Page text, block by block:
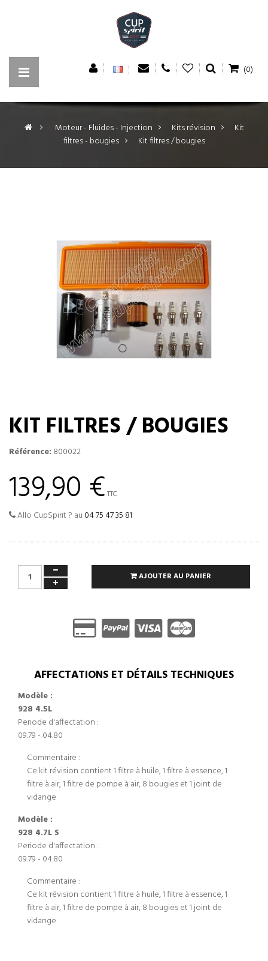
(0)
> Moteur - Fluides - Injection > Kits révision >
Kit
filtres - bougies > Kit filtres / bougies
KIT FILTRES / BOUGIES
Référence: 800022
139,90 € TTC
Allo CupSpirit ? au 04 75 47 35 81
AJOUTER AU PANIER
AFFECTATIONS ET DÉTAILS TECHNIQUES
Modèle :
928 4.5L
Periode d'affectation :
09.79 - 04.80
Commentaire :
Ce kit révision contient 1 filtre à huile, 1 filtre à essence, 1
filtre à air, 1 filtre de pompe à air, 8 bougies et 1 joint de
vidange
Modèle :
928 4.7L S
Periode d'affectation :
09.79 - 04.80
Commentaire :
Ce kit révision contient 1 filtre à huile, 1 filtre à essence, 1
filtre à air, 1 filtre de pompe à air, 8 bougies et 1 joint de
vidange